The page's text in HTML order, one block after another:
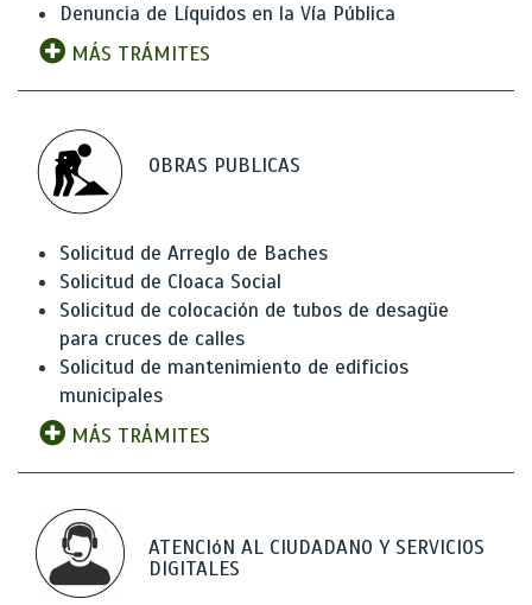
Denuncia de Líquidos en la Vía Pública
MÁS TRÁMITES
OBRAS PUBLICAS
Solicitud de Arreglo de Baches
Solicitud de Cloaca Social
Solicitud de colocación de tubos de desagüe
para cruces de calles
Solicitud de mantenimiento de edificios
municipales
MÁS TRÁMITES
ATENCIóN AL CIUDADANO Y SERVICIOS
DIGITALES